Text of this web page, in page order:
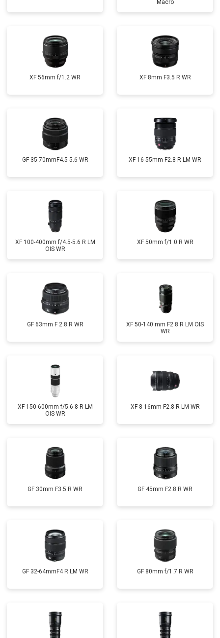
Macro
XF 56mm f/1.2 WR XF 8mm F3.5 R WR
GF 35-70mmF4.5-5.6 WR XF 16-55mm F2.8 R LM WR
XF 100-400mm f/4.5-5.6 R LM
OIS WR
XF 50mm f/1.0 R WR
GF 63mm F 2.8 R WR
XF 50-140 mm F2.8 R LM OIS
WR
XF 150-600mm f/5.6-8 R LM
OIS WR
XF 8-16mm F2.8 R LM WR
GF 30mm F3.5 R WR GF 45mm F2.8 R WR
GF 32-64mmF4 R LM WR GF 80mm f/1.7 R WR